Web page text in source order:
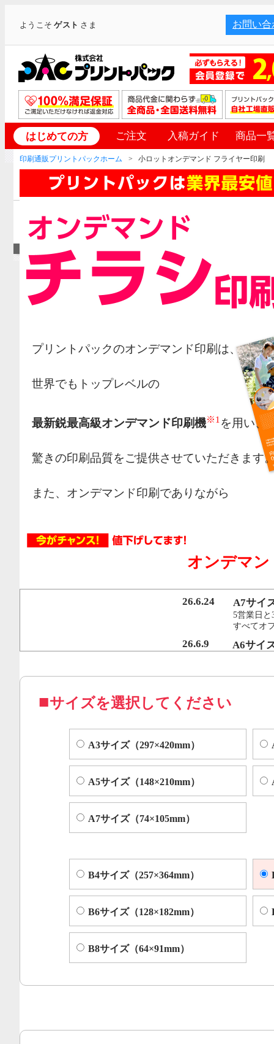
ようこそゲスト さま お問い合
はじめての方 ご注文 入稿ガイド 商品一
印刷通販プリントパックホーム 小ロットオンデマンド フライヤー印刷
プリントパックのオンデマンド印刷は、
世界でもトップレベルの
最新鋭最高級オンデマンド印刷機※1 を用い、
驚きの印刷品質をご提供させていただきます
また、オンデマンド印刷でありながら
行うことで、従来のオンデマンド印刷機より
オフセット印刷に近い品質を実現いたしまし
コピー機やレーザープリンター等によくある色ムラや汚
オンデマン
26.6.24 A7サイ
5営業日と
すべてオ
26.6.9 A6サイ
サイズを選択してください
A3サイズ（297×420mm）
A5サイズ（148×210mm）
A7サイズ（74×105mm）
B4サイズ（257×364mm）
B6サイズ（128×182mm）
B8サイズ（64×91mm）